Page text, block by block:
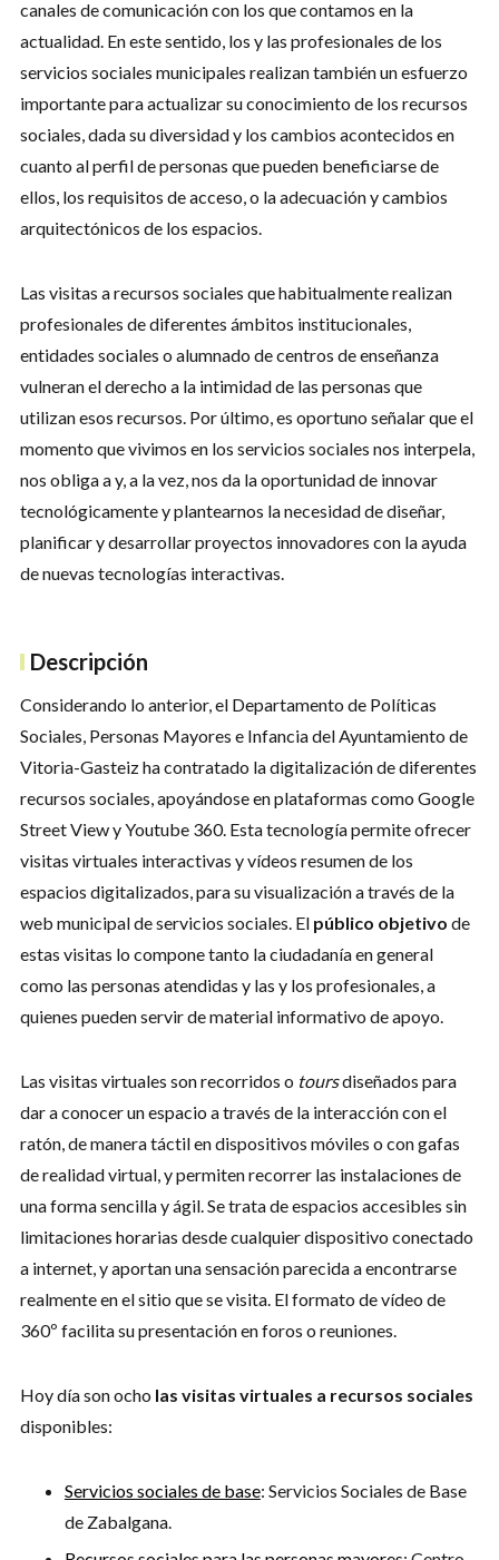
canales de comunicación con los que contamos en la
actualidad. En este sentido, los y las profesionales de los
servicios sociales municipales realizan también un esfuerzo
importante para actualizar su conocimiento de los recursos
sociales, dada su diversidad y los cambios acontecidos en
cuanto al perfil de personas que pueden beneficiarse de
ellos, los requisitos de acceso, o la adecuación y cambios
arquitectónicos de los espacios.
Las visitas a recursos sociales que habitualmente realizan
profesionales de diferentes ámbitos institucionales,
entidades sociales o alumnado de centros de enseñanza
vulneran el derecho a la intimidad de las personas que
utilizan esos recursos. Por último, es oportuno señalar que el
momento que vivimos en los servicios sociales nos interpela,
nos obliga a y, a la vez, nos da la oportunidad de innovar
tecnológicamente y plantearnos la necesidad de diseñar,
planificar y desarrollar proyectos innovadores con la ayuda
de nuevas tecnologías interactivas.
Descripción
Considerando lo anterior, el Departamento de Políticas
Sociales, Personas Mayores e Infancia del Ayuntamiento de
Vitoria-Gasteiz ha contratado la digitalización de diferentes
recursos sociales, apoyándose en plataformas como Google
Street View y Youtube 360. Esta tecnología permite ofrecer
visitas virtuales interactivas y vídeos resumen de los
espacios digitalizados, para su visualización a través de la
web municipal de servicios sociales. El público objetivo de
estas visitas lo compone tanto la ciudadanía en general
como las personas atendidas y las y los profesionales, a
quienes pueden servir de material informativo de apoyo.
Las visitas virtuales son recorridos o toursdiseñados para
dar a conocer un espacio a través de la interacción con el
ratón, de manera táctil en dispositivos móviles o con gafas
de realidad virtual, y permiten recorrer las instalaciones de
una forma sencilla y ágil. Se trata de espacios accesibles sin
limitaciones horarias desde cualquier dispositivo conectado
a internet, y aportan una sensación parecida a encontrarse
realmente en el sitio que se visita. El formato de vídeo de
360º facilita su presentación en foros o reuniones.
Hoy día son ocho las visitas virtuales a recursos sociales
disponibles:
Servicios sociales de base: Servicios Sociales de Base
de Zabalgana.